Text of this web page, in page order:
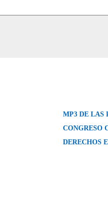
MP3 DE LAS
CONGRESO
DERECHOS